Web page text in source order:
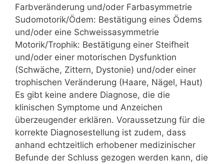
Farbveränderung und/oder Farbasymmetrie
Sudomotorik/Ödem: Bestätigung eines Ödems
und/oder eine Schweissasymmetrie
Motorik/Trophik: Bestätigung einer Steifheit
und/oder einer motorischen Dysfunktion
(Schwäche, Zittern, Dystonie) und/oder einer
trophischen Veränderung (Haare, Nägel, Haut)
Es gibt keine andere Diagnose, die die
klinischen Symptome und Anzeichen
überzeugender erklären. Voraussetzung für die
korrekte Diagnosestellung ist zudem, dass
anhand echtzeitlich erhobener medizinischer
Befunde der Schluss gezogen werden kann, die